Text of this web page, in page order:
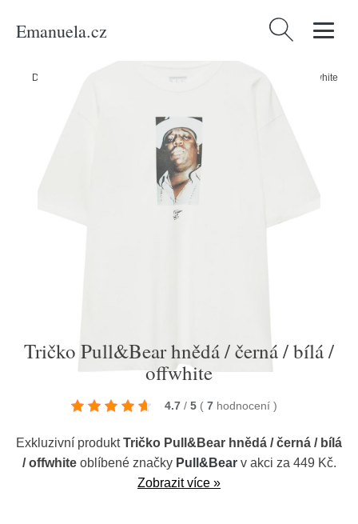
Emanuela.cz Vyhledávání
Domů Tričko Pull&Bear hnědá / černá / bílá / offwhite
Tričko Pull&Bear hnědá / černá / bílá /
offwhite
4.7 / 5 ( 7 hodnocení )
Exkluzivní produktTričko Pull&Bear hnědá / černá / bílá
/ offwhiteoblíbené značky Pull&Bearv akci za 449 Kč.
Zobrazit více »